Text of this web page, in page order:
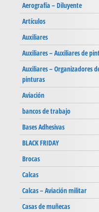
Aerografía – Diluyente
Artículos
Auxiliares
Auxiliares – Auxiliares de
Auxiliares – Organizadores
pinturas
Aviación
bancos de trabajo
Bases Adhesivas
BLACK FRIDAY
Brocas
Calcas
Calcas – Aviación militar
Casas de muñecas